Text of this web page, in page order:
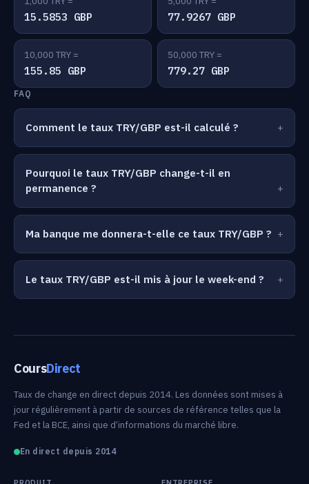
15.5853 GBP 77.9267 GBP
10,000 TRY =
155.85 GBP
50,000 TRY =
779.27 GBP
FAQ
Comment le taux TRY/GBP est-il calculé ?
Pourquoi le taux TRY/GBP change-t-il en
permanence ?
Ma banque me donnera-t-elle ce taux TRY/GBP ?
Le taux TRY/GBP est-il mis à jour le week-end ?
CoursDirect
Taux de change en direct depuis 2014. Les données sont mises à
jour régulièrement à partir de sources de référence telles que la
Fed et la BCE, ainsi que d’informations du marché libre.
En direct depuis 2014